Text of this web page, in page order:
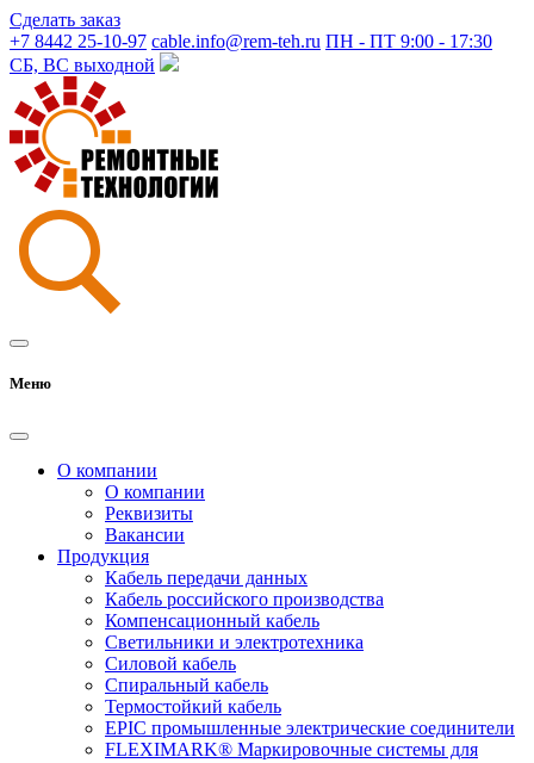
Сделать заказ
+7 8442 25-10-97 cable.info@rem-teh.ru ПН - ПТ 9:00 - 17:30
СБ, ВС выходной
Меню
О компании
О компании
Реквизиты
Вакансии
Продукция
Кабель передачи данных
Кабель российского производства
Компенсационный кабель
Светильники и электротехника
Силовой кабель
Спиральный кабель
Термостойкий кабель
EPIC промышленные электрические соединители
FLEXIMARK® Маркировочные системы для